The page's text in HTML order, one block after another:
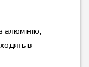
Best
алюмінію,
в